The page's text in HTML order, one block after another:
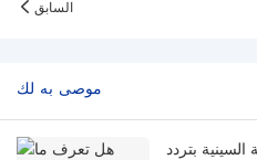
السابق
موصى به لك
بتردد